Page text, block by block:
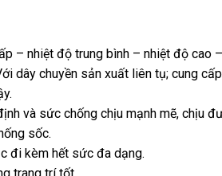
– nhiệt độ trung bình – nhiệt độ cao
dây chuyền sản xuất liên tụ; cung
và sức chống chịu mạnh mẽ, chịu
sốc.
đi kèm hết sức đa dạng.